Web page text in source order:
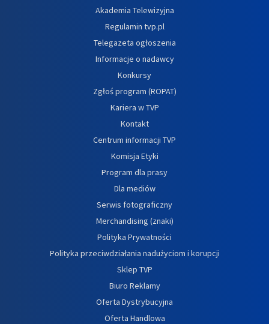
Akademia Telewizyjna
Regulamin tvp.pl
Telegazeta ogłoszenia
Informacje o nadawcy
Konkursy
Zgłoś program (ROPAT)
Kariera w TVP
Kontakt
Centrum informacji TVP
Komisja Etyki
Program dla prasy
Dla mediów
Serwis fotograficzny
Merchandising (znaki)
Polityka Prywatności
Polityka przeciwdziałania nadużyciom i korupcji
Sklep TVP
Biuro Reklamy
Oferta Dystrybucyjna
Oferta Handlowa